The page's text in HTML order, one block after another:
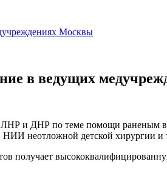
Москвы
в ведущих
и ДНР по теме помощи раненым
неотложной детской хирургии
получает